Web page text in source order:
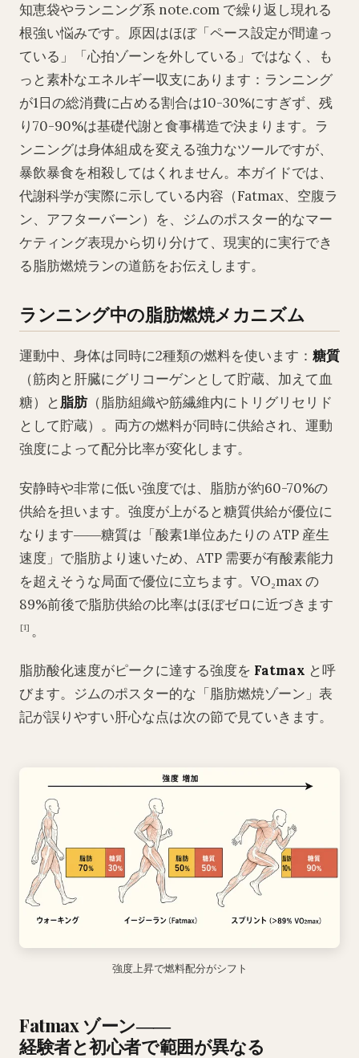
知恵袋やランニング系 note.com で繰り返し現れる
根強い悩みです。原因はほぼ「ペース設定が間違っ
ている」「心拍ゾーンを外している」ではなく、も
っと素朴なエネルギー収支にあります：ランニング
が1日の総消費に占める割合は10-30%にすぎず、残
り70-90%は基礎代謝と食事構造で決まります。ラ
ンニングは身体組成を変える強力なツールですが、
暴飲暴食を相殺してはくれません。本ガイドでは、
代謝科学が実際に示している内容（Fatmax、空腹ラ
ン、アフターバーン）を、ジムのポスター的なマー
ケティング表現から切り分けて、現実的に実行でき
る脂肪燃焼ランの道筋をお伝えします。
ランニング中の脂肪燃焼メカニズム
運動中、身体は同時に2種類の燃料を使います： 糖質
（筋肉と肝臓にグリコーゲンとして貯蔵、加えて血
糖）と脂肪（脂肪組織や筋繊維内にトリグリセリド
として貯蔵）。両方の燃料が同時に供給され、運動
強度によって配分比率が変化します。
安静時や非常に低い強度では、脂肪が約60-70%の
供給を担います。強度が上がると糖質供給が優位に
なります――糖質は「酸素1単位あたりの ATP 産生
速度」で脂肪より速いため、ATP 需要が有酸素能力
を超えそうな局面で優位に立ちます。VO₂max の
89%前後で脂肪供給の比率はほぼゼロに近づきます
[1] 。
脂肪酸化速度がピークに達する強度を Fatmax と呼
びます。ジムのポスター的な「脂肪燃焼ゾーン」表
記が誤りやすい肝心な点は次の節で見ていきます。
強度上昇で燃料配分がシフト
Fatmax ゾーン――
経験者と初心者で範囲が異なる